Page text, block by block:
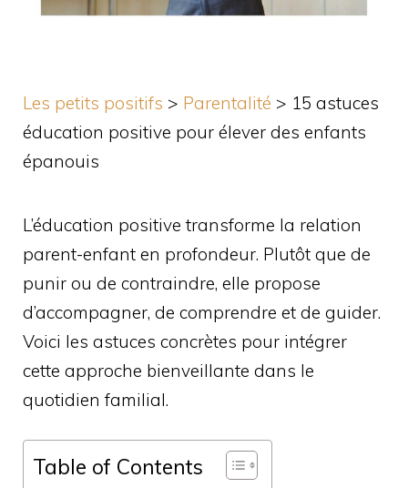
Les petits positifs > Parentalité > 15 astuces
éducation positive pour élever des enfants
épanouis
L’éducation positive transforme la relation
parent-enfant en profondeur. Plutôt que de
punir ou de contraindre, elle propose
d’accompagner, de comprendre et de guider.
Voici les astuces concrètes pour intégrer
cette approche bienveillante dans le
quotidien familial.
Table of Contents